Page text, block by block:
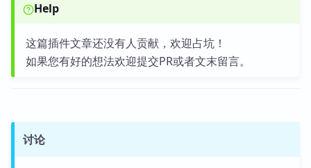
Help
这篇插件文章还没有人贡献，欢迎占坑！
如果您有好的想法欢迎提交PR或者文末留言。
讨论